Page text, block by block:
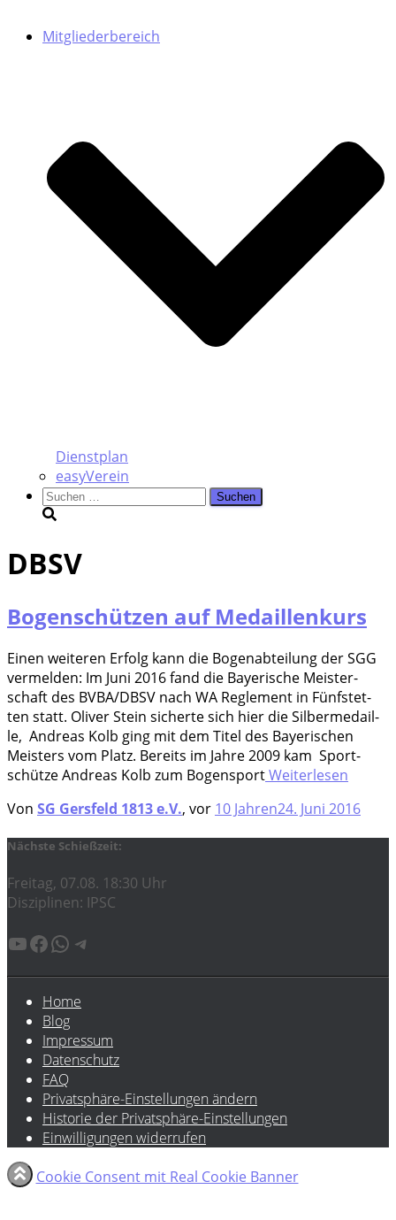
Mitgliederbereich
Dienstplan
easyVerein
Suchen
nach:
DBSV
Bogenschützen auf Medaillenkurs
Einen wei­te­ren Erfolg kann die Bogen­ab­tei­lung der SGG
ver­mel­den: Im Juni 2016 fand die Baye­ri­sche Meis­ter­
schaft des BVBA/DBSV nach WA Regle­ment in Fünf­stet­
ten statt. Oli­ver Stein sicher­te sich hier die Sil­ber­me­dail­
le, Andre­as Kolb ging mit dem Titel des Baye­ri­schen
Meis­ters vom Platz. Bereits im Jah­re 2009 kam Sport­
schüt­ze Andre­as Kolb zum Bogen­sportWeiterlesen
Von SG Gersfeld 1813 e.V., vor 10 Jahren24. Juni 2016
Nächste Schießzeit:
Freitag, 07.08. 18:30 Uhr
Disziplinen: IPSC
YouTube
Facebook
WhatsApp
Telegram
Home
Blog
Impressum
Datenschutz
FAQ
Privatsphäre-Einstellungen ändern
Historie der Privatsphäre-Einstellungen
Einwilligungen widerrufen
Cookie Consent mit Real Cookie Banner